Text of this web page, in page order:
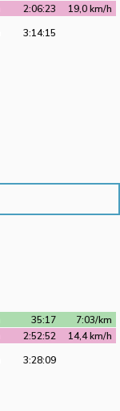
19,0 km/h
2:06:23
3:14:15
7:03/km
35:17
14,4 km/h
2:52:52
3:28:09